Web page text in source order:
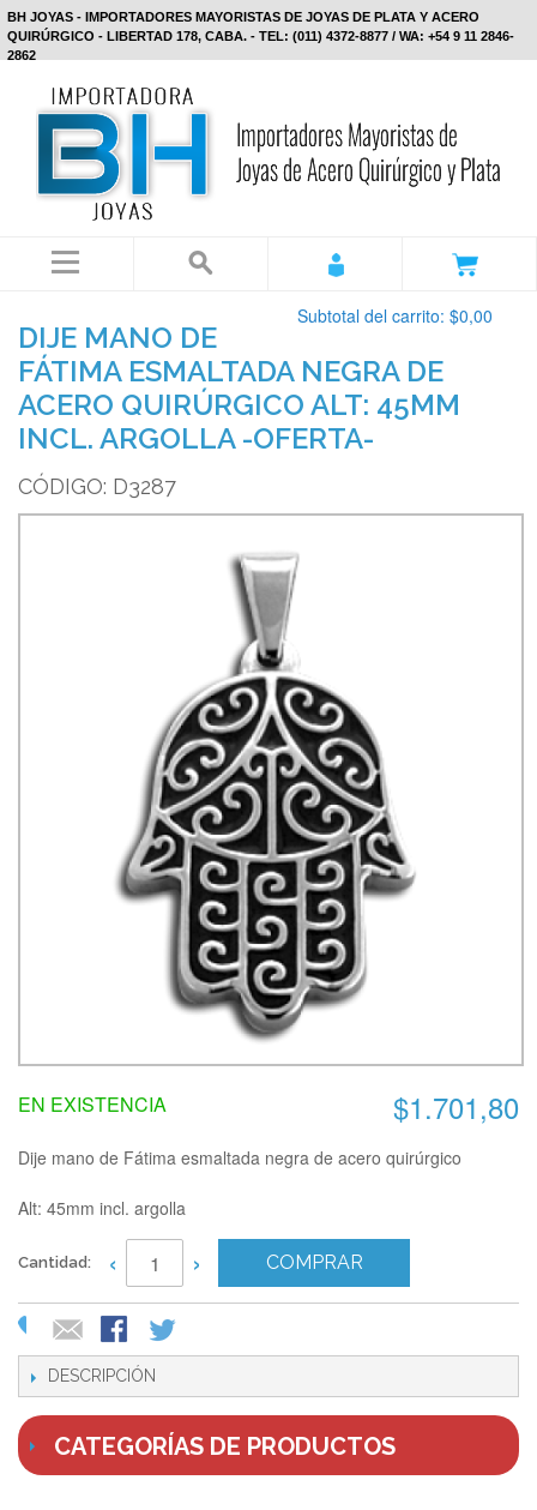
BH JOYAS - IMPORTADORES MAYORISTAS DE JOYAS DE PLATA Y ACERO
QUIRÚRGICO - LIBERTAD 178, CABA. - TEL: (011) 4372-8877 / WA: +54 9 11 2846-
2862
Subtotal del carrito: $0,00
DIJE MANO DE
FÁTIMA ESMALTADA NEGRA DE
ACERO QUIRÚRGICO ALT: 45MM
INCL. ARGOLLA -OFERTA-
CÓDIGO: D3287
$1.701,80
EN EXISTENCIA
Dije mano de Fátima esmaltada negra de acero quirúrgico
Alt: 45mm incl. argolla
Cantidad: ‹ › COMPRAR
DESCRIPCIÓN
CATEGORÍAS DE PRODUCTOS